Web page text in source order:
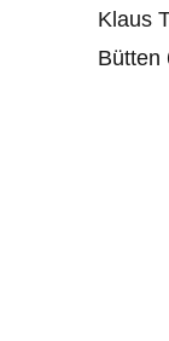
Klaus
Bütten